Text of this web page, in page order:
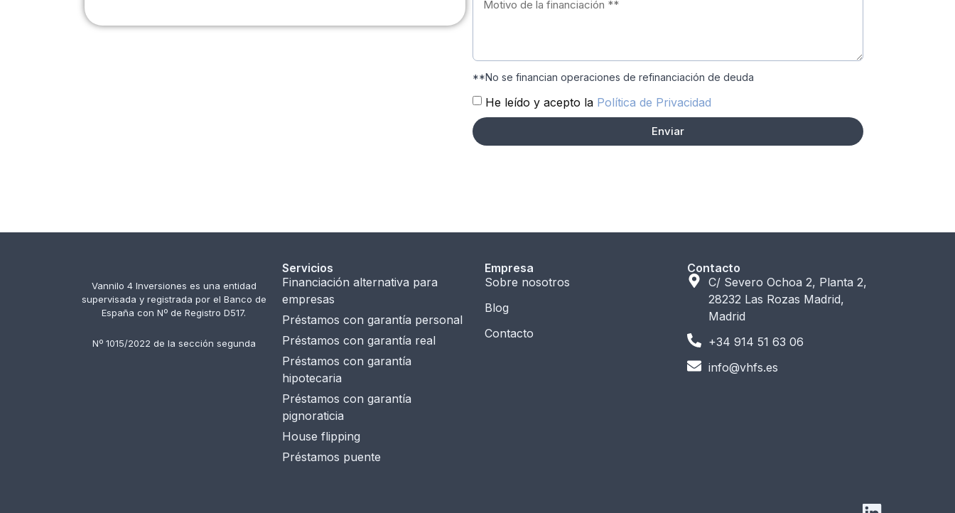
**No se financian operaciones de refinanciación de deuda
He leído y acepto la Política de Privacidad
Enviar
Vannilo 4 Inversiones es una entidad
supervisada y registrada por el Banco de
España con Nº de Registro D517.
Nº 1015/2022 de la sección segunda
Servicios
Financiación alternativa para
empresas
Préstamos con garantía personal
Préstamos con garantía real
Préstamos con garantía
hipotecaria
Préstamos con garantía
pignoraticia
House flipping
Préstamos puente
Empresa
Sobre nosotros
Blog
Contacto
Contacto
C/ Severo Ochoa 2, Planta 2,
28232 Las Rozas Madrid,
Madrid
+34 914 51 63 06
info@vhfs.es